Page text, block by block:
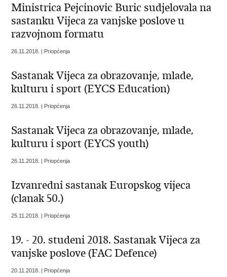
Ministrica Pejcinovic Buric sudjelovala na
sastanku Vijeca za vanjske poslove u
razvojnom formatu
26.11.2018. | Priopćenja
Sastanak Vijeca za obrazovanje, mlade,
kulturu i sport (EYCS Education)
26.11.2018. | Priopćenja
Sastanak Vijeca za obrazovanje, mlade,
kulturu i sport (EYCS youth)
26.11.2018. | Priopćenja
Izvanredni sastanak Europskog vijeca
(clanak 50.)
25.11.2018. | Priopćenja
19. - 20. studeni 2018. Sastanak Vijeca za
vanjske poslove (FAC Defence)
20.11.2018. | Priopćenja